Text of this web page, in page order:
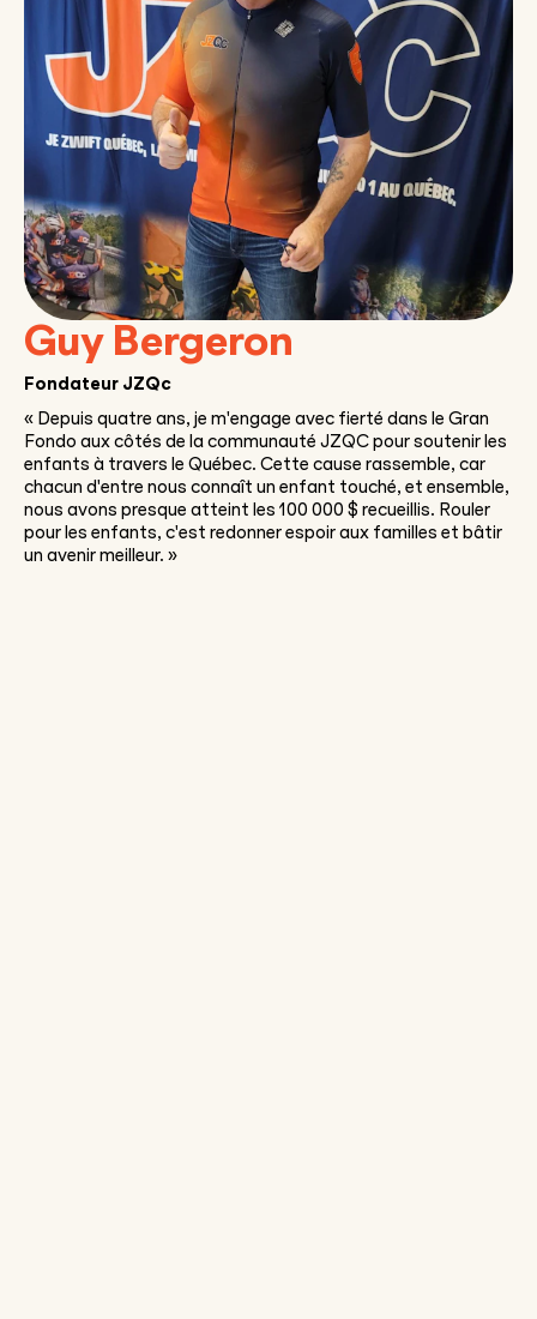
Guy Bergeron
Fondateur JZQc
« Depuis quatre ans, je m'engage avec fierté dans le Gran
Fondo aux côtés de la communauté JZQC pour soutenir les
enfants à travers le Québec. Cette cause rassemble, car
chacun d'entre nous connaît un enfant touché, et ensemble,
nous avons presque atteint les 100 000 $ recueillis. Rouler
pour les enfants, c'est redonner espoir aux familles et bâtir
un avenir meilleur. »